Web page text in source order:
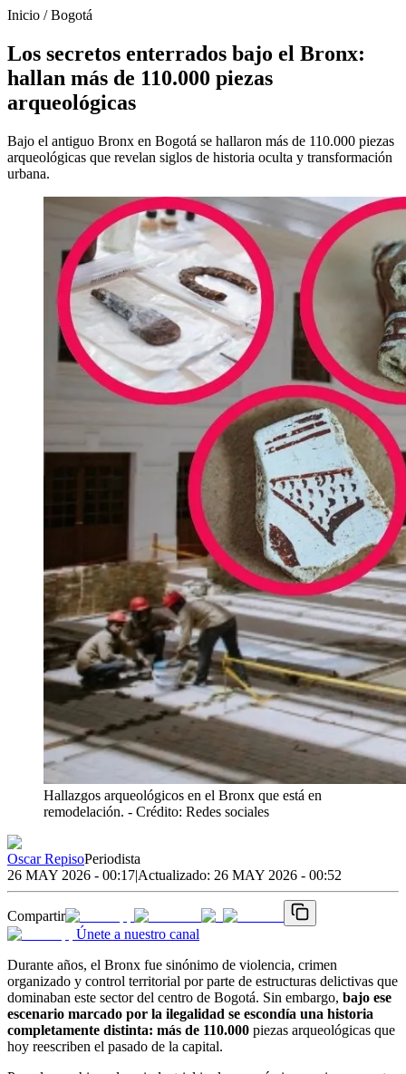
Inicio /Bogotá
Los secretos enterrados bajo el Bronx:
hallan más de 110.000 piezas
arqueológicas
Bajo el antiguo Bronx en Bogotá se hallaron más de 110.000 piezas
arqueológicas que revelan siglos de historia oculta y transformación
urbana.
Hallazgos arqueológicos en el Bronx que está en
remodelación. - Crédito: Redes sociales
Oscar RepisoPeriodista
26 MAY 2026 - 00:17|Actualizado: 26 MAY 2026 - 00:52
Compartir
Únete a nuestro canal
Durante años, el Bronx fue sinónimo de violencia, crimen
organizado y control territorial por parte de estructuras delictivas que
dominaban este sector del centro de Bogotá. Sin embargo, bajo ese
escenario marcado por la ilegalidad se escondía una historia
completamente distinta: más de 110.000 piezas arqueológicas que
hoy reescriben el pasado de la capital.